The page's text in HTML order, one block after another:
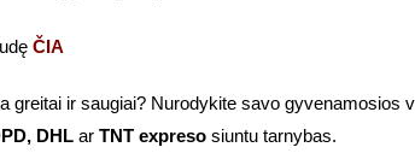
ČIA
greitai ir saugiai? Nurodykite savo gyvenamosios
DHL ar TNT expreso siuntu tarnybas.